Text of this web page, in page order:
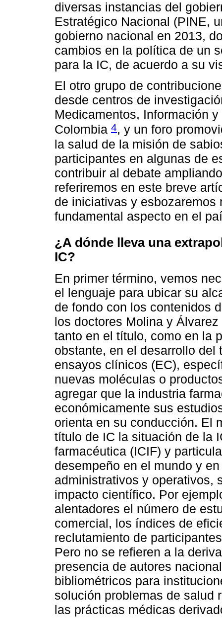
diversas instancias del
Estratégico Nacional (PINE,
gobierno nacional en 2013,
cambios en la política de un
para la IC, de acuerdo a su
El otro grupo de
desde centros de
Medicamentos, Información
Colombia 4, y un foro
la salud de la misión de
participantes en algunas de
contribuir al debate
referiremos en este breve
de iniciativas y esbozaremos
fundamental aspecto en el
¿A dónde lleva una
IC?
En primer término, vemos
el lenguaje para ubicar su
de fondo con los contenidos
los doctores Molina y
tanto en el título, como en la
obstante, en el desarrollo
ensayos clínicos (EC),
nuevas moléculas o
agregar que la industria
económicamente sus
orienta en su conducción. El
título de IC la situación de la
farmacéutica (ICIF) y
desempeño en el mundo y
administrativos y operativos,
impacto científico. Por
alentadores el número de
comercial, los índices de
reclutamiento de
Pero no se refieren a la
presencia de autores
bibliométricos para
solución problemas de salud
las prácticas médicas